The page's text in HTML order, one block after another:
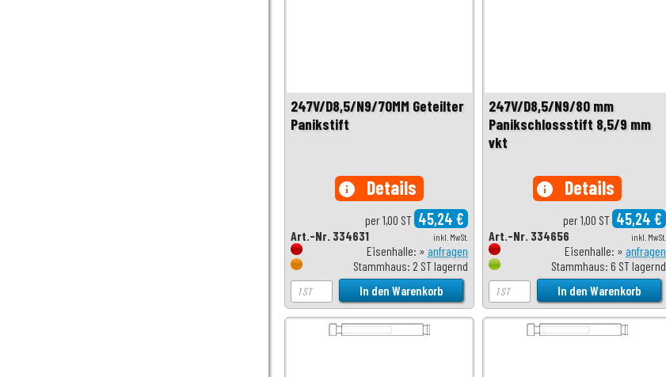
247V/D8,5/N9/70MM Geteilter
Panikstift
info Details
per 1,00 ST 45,24 €
inkl. MwSt.
Art.-Nr. 334631
Eisenhalle: » anfragen
Stammhaus: 2 ST lagernd
247V/D8,5/N9/80 mm
Panikschlossstift 8,5/9 mm
vkt
info Details
per 1,00 ST 45,24 €
inkl. MwSt.
Art.-Nr. 334656
Eisenhalle: » anfragen
Stammhaus: 6 ST lagernd